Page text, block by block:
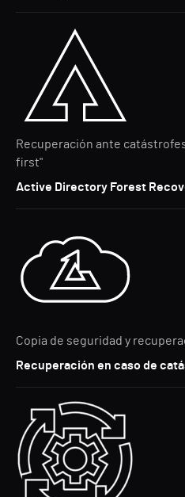
Recuperación ante
first"
Active Directory Forest
Copia de seguridad y
Recuperación en caso de